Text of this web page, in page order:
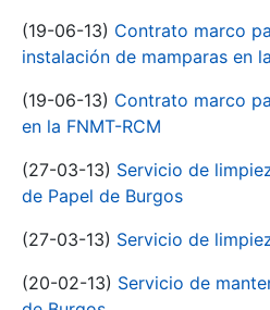
(19-06-13) Contrato marco
instalación de mamparas en
(19-06-13) Contrato marco
en la FNMT-RCM
(27-03-13) Servicio de
de Papel de Burgos
(27-03-13) Servicio de
(20-02-13) Servicio de